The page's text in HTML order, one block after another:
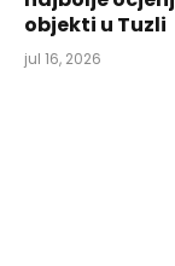
objekti u Tuzli
jul 16, 2026